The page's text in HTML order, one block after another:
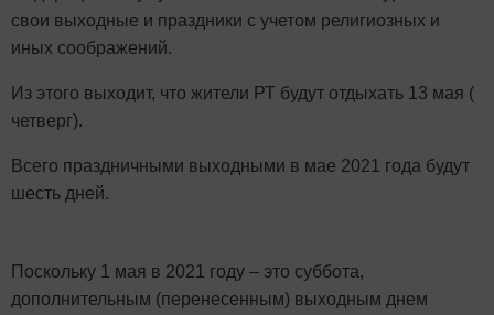
свои выходные и праздники с учетом религиозных и
иных соображений.
Из этого выходит, что жители РТ будут отдыхать 13 мая (
четверг).
Всего праздничными выходными в мае 2021 года будут
шесть дней.
Поскольку 1 мая в 2021 году – это суббота,
дополнительным (перенесенным) выходным днем